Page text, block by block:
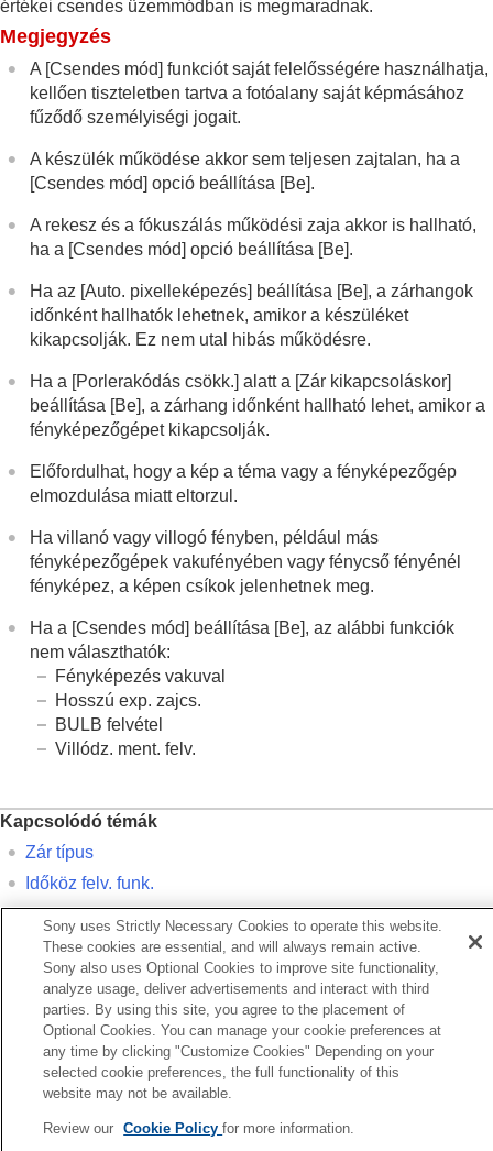
A
funkció közötti különbségek
A zoom használata
A vaku használata
Objektívkompenz. (állókép/mozgókép)
Zajcsökkentés
A képernyő kijelzésének beállítása felvétel
közben
Mozgóképek hangjának felvétele
Állóképek létrehozása mozgóképfelvétel közben
TC/UB beállítások
Kép és hang élő közvetítése
Megtekintés
A fényképezőgép-beállítások módosítása
Okostelefonnal elérhető funkciók
A felhőszolgáltatás használata
Függelék
értékei csendes üzemmódban is megmaradnak.
Megjegyzés
A [Csendes mód] funkciót saját felelősségére használhatja,
kellően tiszteletben tartva a fotóalany saját képmásához
fűződő személyiségi jogait.
A készülék működése akkor sem teljesen zajtalan, ha a
[Csendes mód] opció beállítása [Be].
A rekesz és a fókuszálás működési zaja akkor is hallható,
ha a [Csendes mód] opció beállítása [Be].
Ha az [Auto. pixelleképezés] beállítása [Be], a zárhangok
időnként hallhatók lehetnek, amikor a készüléket
kikapcsolják. Ez nem utal hibás működésre.
Ha a [Porlerakódás csökk.] alatt a [Zár kikapcsoláskor]
beállítása [Be], a zárhang időnként hallható lehet, amikor a
fényképezőgépet kikapcsolják.
Előfordulhat, hogy a kép a téma vagy a fényképezőgép
elmozdulása miatt eltorzul.
Ha villanó vagy villogó fényben, például más
fényképezőgépek vakufényében vagy fénycső fényénél
fényképez, a képen csíkok jelenhetnek meg.
Ha a [Csendes mód] beállítása [Be], az alábbi funkciók
nem választhatók:
Fényképezés vakuval
Hosszú exp. zajcs.
BULB felvétel
Villódz. ment. felv.
Kapcsolódó témák
Zár típus
Időköz felv. funk.
Rekesz meg. AF-ban
Porlerakódás csökk.
Auto. pixelleképezés
expozíció beállítása érintő vezérléssel (Érintő AE)
Sony uses Strictly Necessary Cookies to operate this website.
These cookies are essential, and will always remain active.
Sony also uses Optional Cookies to improve site functionality,
analyze usage, deliver advertisements and interact with third
parties. By using this site, you agree to the placement of
Optional Cookies. You can manage your cookie preferences at
any time by clicking "Customize Cookies" Depending on your
selected cookie preferences, the full functionality of this
website may not be available.
Review our Cookie Policyfor more information.